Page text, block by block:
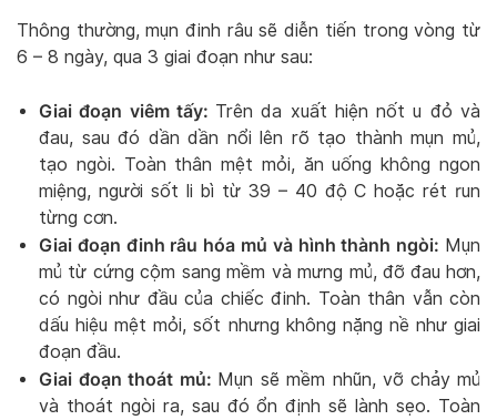
Thông thường, mụn đinh râu sẽ diễn tiến trong vòng từ
6 – 8 ngày, qua 3 giai đoạn như sau:
Giai đoạn viêm tấy: Trên da xuất hiện nốt u đỏ và
đau, sau đó dần dần nổi lên rõ tạo thành mụn mủ,
tạo ngòi. Toàn thân mệt mỏi, ăn uống không ngon
miệng, người sốt li bì từ 39 – 40 độ C hoặc rét run
từng cơn.
Giai đoạn đinh râu hóa mủ và hình thành ngòi: Mụn
mủ từ cứng cộm sang mềm và mưng mủ, đỡ đau hơn,
có ngòi như đầu của chiếc đinh. Toàn thân vẫn còn
dấu hiệu mệt mỏi, sốt nhưng không nặng nề như giai
đoạn đầu.
Giai đoạn thoát mủ: Mụn sẽ mềm nhũn, vỡ chảy mủ
và thoát ngòi ra, sau đó ổn định sẽ lành sẹo. Toàn